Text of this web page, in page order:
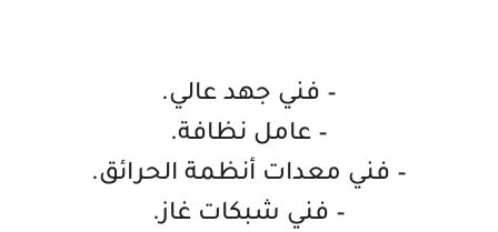
– فني جهد عالي.
– عامل نظافة.
– فني معدات أنظمة الحرائق.
– فني شبكات غاز.